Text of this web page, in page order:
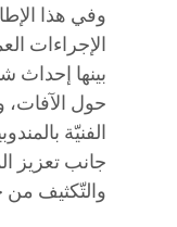
وفي هذا
الإجراءات
بينها إحداث
حول الآفات،
الفنيّة
جانب تعزيز
والتّكثيف